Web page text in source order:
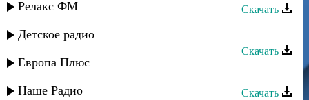
Релакс ФМ
Детское радио
Европа Плюс
Наше Радио
Скачать
Аслан Гусейнов - Променяла меня
Скачать
Аслан Идрисов - Ангел красоты
Скачать